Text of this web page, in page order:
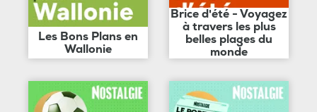
Les Bons Plans en
Wallonie
Brice d'été - Voyagez
à travers les plus
belles plages du
monde